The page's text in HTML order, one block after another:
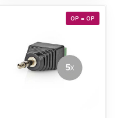
productkennisOP = OP